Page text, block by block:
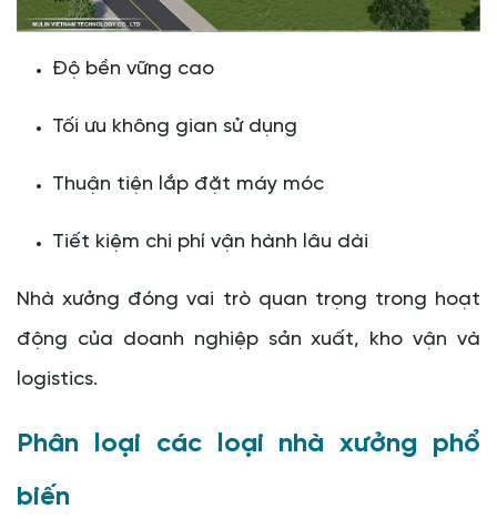
quả và bền vững
Độ bền vững cao
Tối ưu không gian sử dụng
Thuận tiện lắp đặt máy móc
Tiết kiệm chi phí vận hành lâu dài
Nhà xưởng đóng vai trò quan trọng trong hoạt
động của doanh nghiệp sản xuất, kho vận và
logistics.
Phân loại các loại nhà xưởng phổ
biến